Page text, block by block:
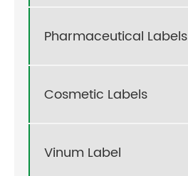
Pharmaceutical Labels
Cosmetic Labels
Vinum Label